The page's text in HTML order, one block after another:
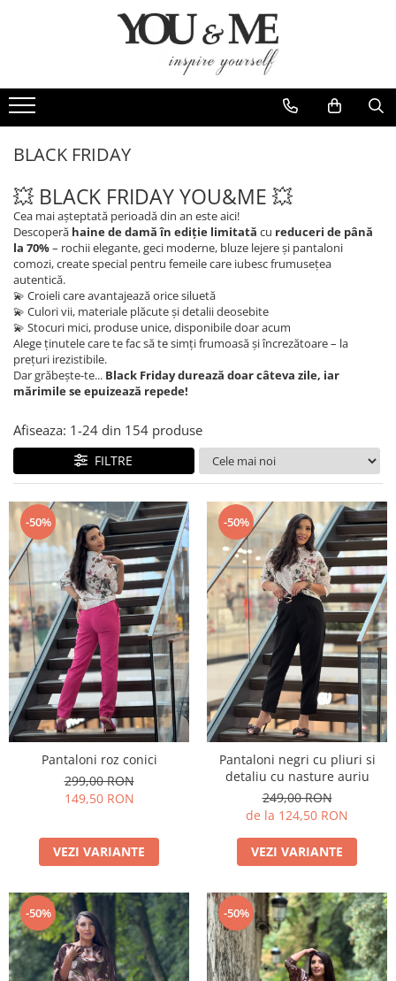
Bluze si camasi
Pantaloni
Geci si jachete
Rochii de eveniment
Compleuri si costume
Salopete
Tricouri si topuri
Fuste
Sacouri
Vesta
Genti
Esarfe
Coliere si brose
BLACK FRIDAY
💥 BLACK FRIDAY YOU&ME 💥
Cea mai așteptată perioadă din an este aici!
Descoperă haine de damă în ediție limitată cu reduceri de până
la 70%– rochii elegante, geci moderne, bluze lejere și pantaloni
comozi, create special pentru femeile care iubesc frumusețea
autentică.
💫 Croieli care avantajează orice siluetă
💫 Culori vii, materiale plăcute și detalii deosebite
💫 Stocuri mici, produse unice, disponibile doar acum
Alege ținutele care te fac să te simți frumoasă și încrezătoare – la
prețuri irezistibile.
Dar grăbește-te... Black Friday durează doar câteva zile, iar
mărimile se epuizează repede!
Afiseaza: 1-24 din 154 produse
FILTRE
-50%
Pantaloni roz conici
299,00 RON
149,50 RON
VEZI VARIANTE
-50%
Pantaloni negri cu pliuri si
detaliu cu nasture auriu
249,00 RON
de la 124,50 RON
VEZI VARIANTE
-50% -50%